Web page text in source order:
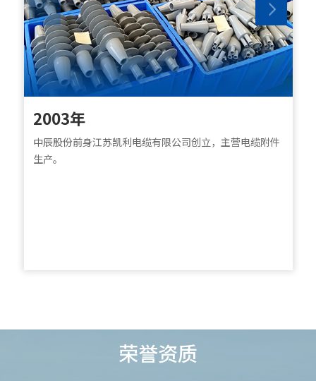
2003年
中辰股份前身江苏凯利电缆有限公司创立，主营电缆附件
生产。
荣誉资质